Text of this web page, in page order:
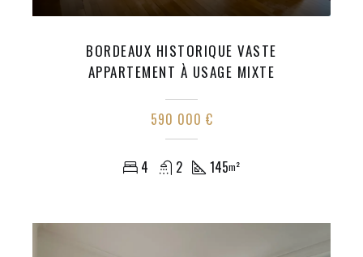
BORDEAUX HISTORIQUE VASTE
APPARTEMENT À USAGE MIXTE
590 000 €
4 2 145m²